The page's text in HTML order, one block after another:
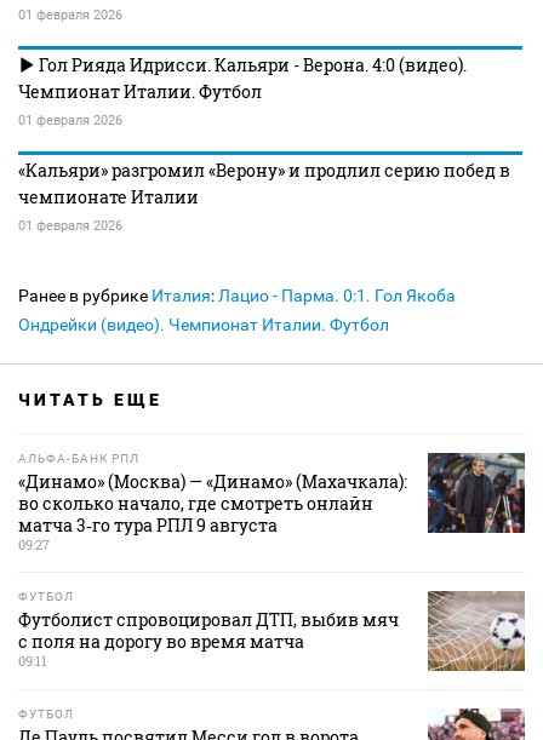
01 февраля 2026
Гол Рияда Идрисси. Кальяри - Верона. 4:0 (видео).
Чемпионат Италии. Футбол
01 февраля 2026
«Кальяри» разгромил «Верону» и продлил серию побед в
чемпионате Италии
01 февраля 2026
Ранее в рубрике Италия: Лацио - Парма. 0:1. Гол Якоба
Ондрейки (видео). Чемпионат Италии. Футбол
ЧИТАТЬ ЕЩЕ
АЛЬФА-БАНК РПЛ
«Динамо» (Москва) — «Динамо» (Махачкала):
во сколько начало, где смотреть онлайн
матча 3‑го тура РПЛ 9 августа
09:27
ФУТБОЛ
Футболист спровоцировал ДТП, выбив мяч
с поля на дорогу во время матча
09:11
ФУТБОЛ